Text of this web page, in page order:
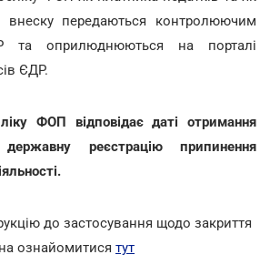
внеску передаються контролюючим
оприлюднюються на порталі
ЄДР.
ФОП відповідає даті отримання
реєстрацію припинення
до застосування щодо закриття
ознайомитися тут